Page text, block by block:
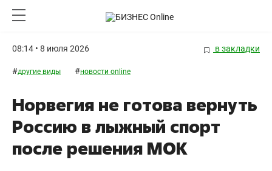
08:14 • 8 июля 2026 в закладки
#другие виды #новости online
Норвегия не готова вернуть
Россию в лыжный спорт
после решения МОК